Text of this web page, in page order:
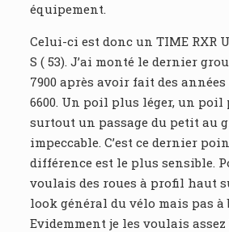
équipement.
Celui-ci est donc un TIME RXR
S ( 53). J’ai monté le dernier
7900 après avoir fait des
6600. Un poil plus léger, un
surtout un passage du petit au
impeccable. C’est ce dernier
différence est le plus sensible.
voulais des roues à profil haut
look général du vélo mais pas à
Evidemment je les voulais assez